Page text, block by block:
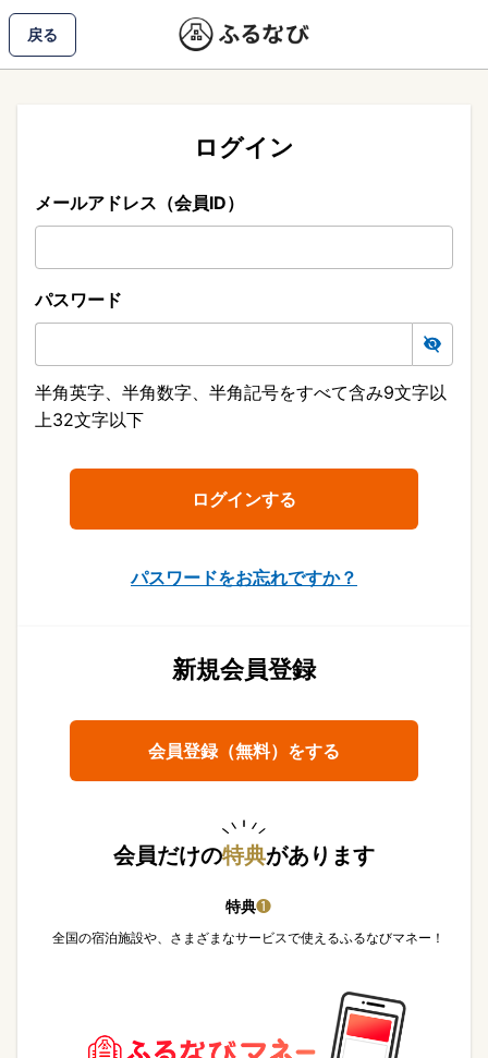
戻る
ログイン
メールアドレス（会員ID）
パスワード
半角英字、半角数字、半角記号をすべて含み9文字以
上32文字以下
パスワードをお忘れですか？
新規会員登録
会員登録（無料）をする
会員だけの特典があります
特典❶
全国の宿泊施設や、さまざまなサービスで使えるふるなびマネー！